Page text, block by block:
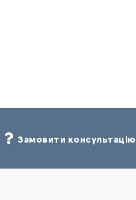
Замовити консультацію